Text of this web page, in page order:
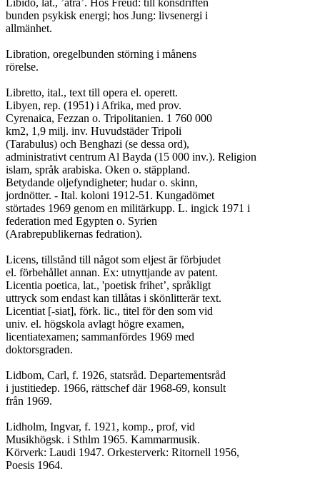
Libido, lat., ’åtrå’. Hos Freud: till könsdriften
bunden psykisk energi; hos Jung: livsenergi i
allmänhet.
Libration, oregelbunden störning i månens
rörelse.
Libretto, ital., text till opera el. operett.
Libyen, rep. (1951) i Afrika, med prov.
Cyrenaica, Fezzan o. Tripolitanien. 1 760 000
km2, 1,9 milj. inv. Huvudstäder Tripoli
(Tarabulus) och Benghazi (se dessa ord),
administrativt centrum Al Bayda (15 000 inv.). Religion
islam, språk arabiska. Oken o. stäppland.
Betydande oljefyndigheter; hudar o. skinn,
jordnötter. - Ital. koloni 1912-51. Kungadömet
störtades 1969 genom en militärkupp. L. ingick 1971 i
federation med Egypten o. Syrien
(Arabrepublikernas fedration).
Licens, tillstånd till något som eljest är förbjudet
el. förbehållet annan. Ex: utnyttjande av patent.
Licentia poetica, lat., 'poetisk frihet’, språkligt
uttryck som endast kan tillåtas i skönlitterär text.
Licentiat [-siat], förk. lic., titel för den som vid
univ. el. högskola avlagt högre examen,
licentiatexamen; sammanfördes 1969 med
doktorsgraden.
Lidbom, Carl, f. 1926, statsråd. Departementsråd
i justitiedep. 1966, rättschef där 1968-69, konsult
från 1969.
Lidholm, Ingvar, f. 1921, komp., prof, vid
Musikhögsk. i Sthlm 1965. Kammarmusik.
Körverk: Laudi 1947. Orkesterverk: Ritornell 1956,
Poesis 1964.